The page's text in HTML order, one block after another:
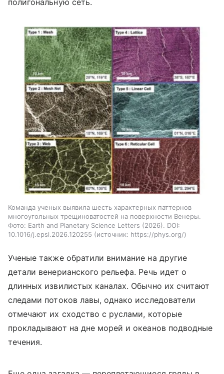
Команда ученых выявила шесть характерных паттернов
многоугольных трещиноватостей на поверхности Венеры.
Фото: Earth and Planetary Science Letters (2026). DOI:
10.1016/j.epsl.2026.120255
источник: https://phys.org/
Ученые также обратили внимание на другие
детали венерианского рельефа. Речь идет о
длинных извилистых каналах. Обычно их считают
следами потоков лавы, однако исследователи
отмечают их сходство с руслами, которые
прокладывают на дне морей и океанов подводные
течения.